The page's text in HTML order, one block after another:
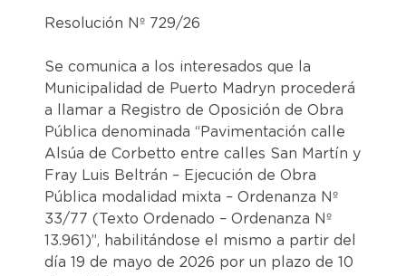
Resolución Nº 729/26
Se comunica a los interesados que la
Municipalidad de Puerto Madryn procederá
a llamar a Registro de Oposición de Obra
Pública denominada “Pavimentación calle
Alsúa de Corbetto entre calles San Martín y
Fray Luis Beltrán – Ejecución de Obra
Pública modalidad mixta – Ordenanza Nº
33/77 (Texto Ordenado – Ordenanza Nº
13.961)”, habilitándose el mismo a partir del
día 19 de mayo de 2026 por un plazo de 10